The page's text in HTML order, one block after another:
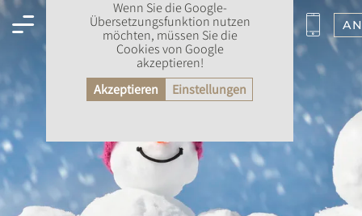
Wenn Sie die Google-
Übersetzungsfunktion nutzen
möchten, müssen Sie die
Cookies von Google
akzeptieren!
Akzeptieren
Einstellungen